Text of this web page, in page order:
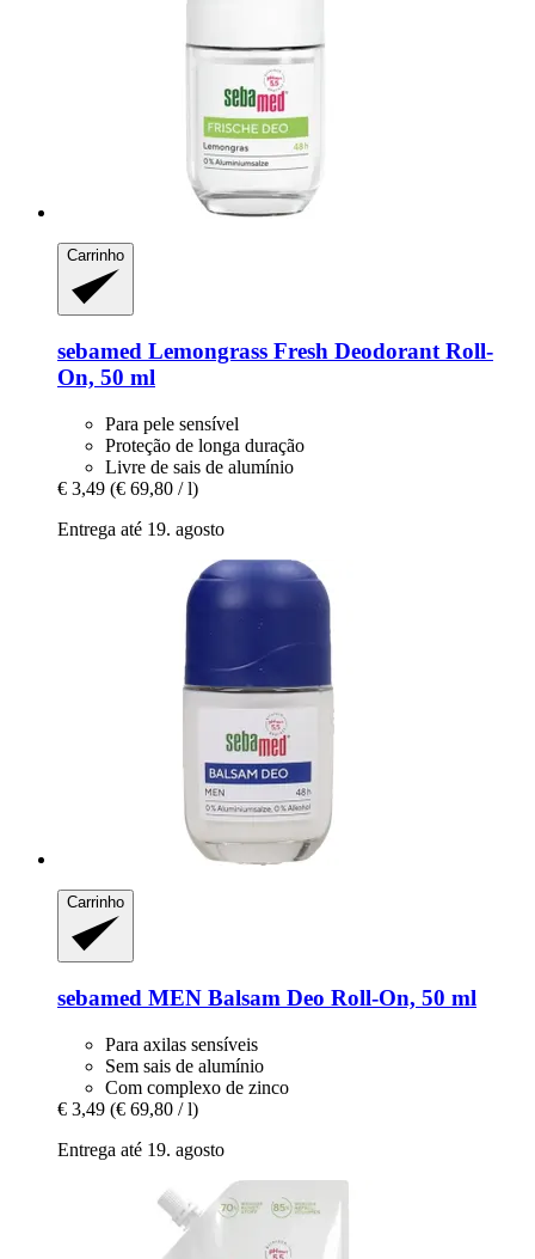
Carrinho
sebamed Lemongrass Fresh Deodorant Roll-​
On, 50 ml
Para pele sensível
Proteção de longa duração
Livre de sais de alumínio
€ 3,49 (€ 69,80 / l)
Entrega até 19. agosto
Carrinho
sebamed MEN Balsam Deo Roll-​On, 50 ml
Para axilas sensíveis
Sem sais de alumínio
Com complexo de zinco
€ 3,49 (€ 69,80 / l)
Entrega até 19. agosto